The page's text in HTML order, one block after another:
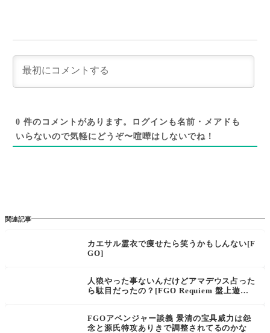
0 件のコメントがあります。ログインも名前・メアドも
いらないので気軽にどうぞ〜喧嘩はしないでね！
関連記事
カエサル霊衣で痩せたら笑うかもしんない[F
GO]
人狼やった事ないんだけどアマデウス占った
ら駄目だったの？[FGO Requiem 盤上遊戯
考察
FGOアベンジャー談義 景清の宝具威力は怨
念と源氏特攻ありきで調整されてるのかな